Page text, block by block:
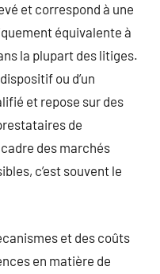
et correspond à une
équivalente à
la plupart des litiges.
ou d’un
et repose sur des
de
des marchés
c’est souvent le
et des coûts
en matière de